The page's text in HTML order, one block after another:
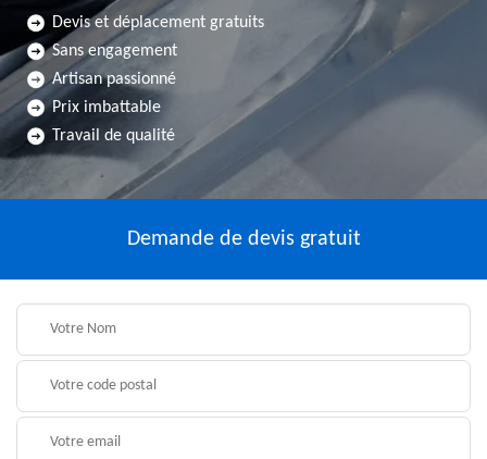
Devis et déplacement gratuits
Sans engagement
Artisan passionné
Prix imbattable
Travail de qualité
Demande de devis gratuit